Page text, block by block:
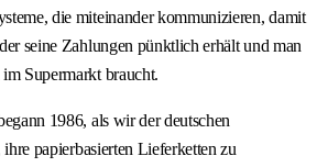
die miteinander kommunizieren, damit
seine Zahlungen pünktlich erhält und man
Supermarkt braucht.
1986, als wir der deutschen
papierbasierten Lieferketten zu